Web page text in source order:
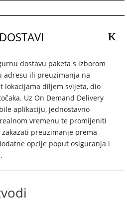
dostavu paketa s izborom
adresu ili preuzimanja na
lokacijama diljem svijeta, dio
Uz On Demand Delivery
aplikaciju, jednostavno
vremenu te promijeniti
preuzimanje prema
opcije poput osiguranja i